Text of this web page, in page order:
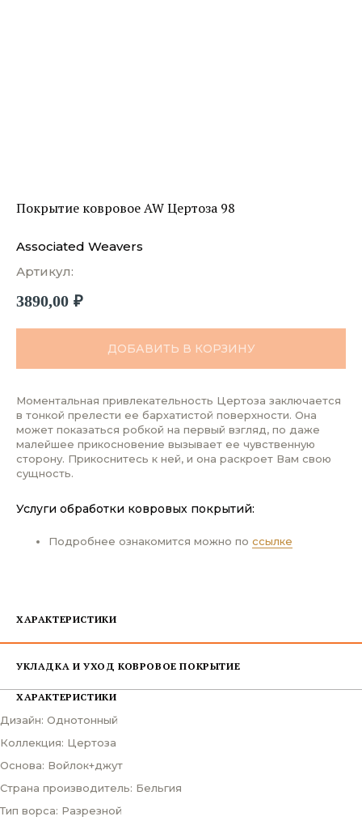
Покрытие ковровое AW Цертоза 98
Associated Weavers
Артикул:
3890,00 ₽
ДОБАВИТЬ В КОРЗИНУ
Моментальная привлекательность Цертоза заключается
в тонкой прелести ее бархатистой поверхности. Она
может показаться робкой на первый взгляд, по даже
малейшее прикосновение вызывает ее чувственную
сторону. Прикоснитесь к ней, и она раскроет Вам свою
сущность.
Услуги обработки ковровых покрытий:
Подробнее ознакомится можно по ссылке
ХАРАКТЕРИСТИКИ
УКЛАДКА И УХОД КОВРОВОЕ ПОКРЫТИЕ
ХАРАКТЕРИСТИКИ
Дизайн: Однотонный
Коллекция: Цертоза
Основа: Войлок+джут
Страна производитель: Бельгия
Тип ворса: Разрезной